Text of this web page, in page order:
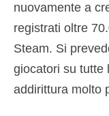
nuovamente a
registrati oltre
Steam. Si
giocatori su tutte
addirittura molto